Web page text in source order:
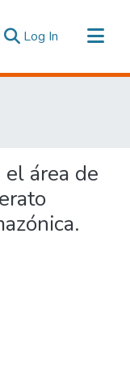
Log In (current)
área de